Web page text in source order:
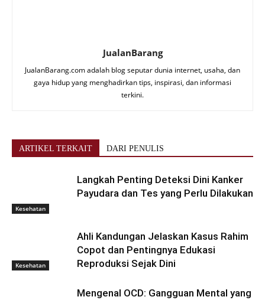
JualanBarang
JualanBarang.com adalah blog seputar dunia internet, usaha, dan
gaya hidup yang menghadirkan tips, inspirasi, dan informasi
terkini.
ARTIKEL TERKAIT DARI PENULIS
Kesehatan
Langkah Penting Deteksi Dini Kanker
Payudara dan Tes yang Perlu Dilakukan
Kesehatan
Ahli Kandungan Jelaskan Kasus Rahim
Copot dan Pentingnya Edukasi
Reproduksi Sejak Dini
Mengenal OCD: Gangguan Mental yang